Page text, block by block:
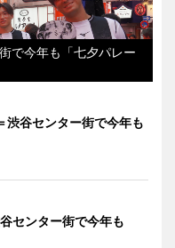
で今年も「七夕パレー
渋谷センター街で今年も
センター街で今年も